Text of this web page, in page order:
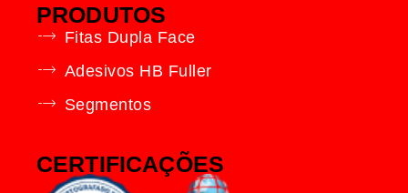
PRODUTOS
Fitas Dupla Face
Adesivos HB Fuller
Segmentos
CERTIFICAÇÕES